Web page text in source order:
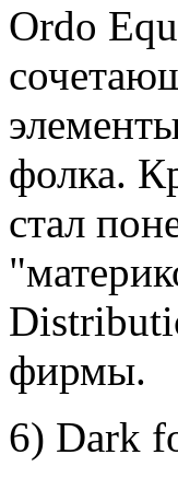
Ordo
фолка.
стал
фирмы.
6) Dark